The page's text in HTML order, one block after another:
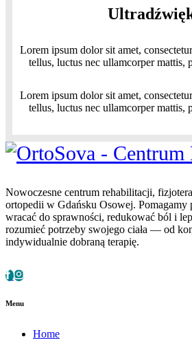
Lorem ipsum dolor sit amet,
tellus, luctus nec ullamcorper mattis,
Lorem ipsum dolor sit amet,
tellus, luctus nec ullamcorper mattis,
Nowoczesne centrum rehabilitacji,
ortopedii w Gdańsku Osowej. Pomagamy
wracać do sprawności, redukować ból i
rozumieć potrzeby swojego ciała — od
indywidualnie dobraną terapię.
Menu
Home